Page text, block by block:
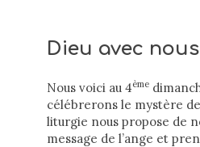
Dieu avec nous
Nous voici au 4ème
célébrerons le mystère
liturgie nous propose de
message de l’ange et